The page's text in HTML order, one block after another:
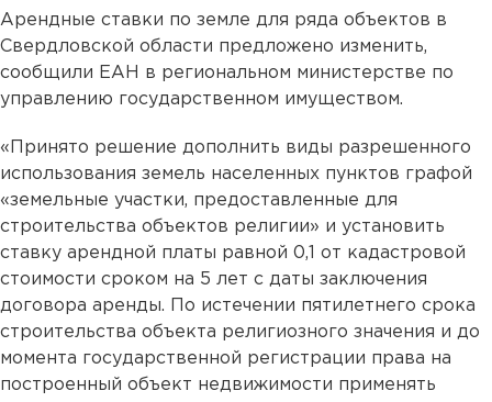
Арендные ставки по земле для ряда объектов в
Свердловской области предложено изменить,
сообщили ЕАН в региональном министерстве по
управлению государственном имуществом.
«Принято решение дополнить виды разрешенного
использования земель населенных пунктов графой
«земельные участки, предоставленные для
строительства объектов религии» и установить
ставку арендной платы равной 0,1 от кадастровой
стоимости сроком на 5 лет с даты заключения
договора аренды. По истечении пятилетнего срока
строительства объекта религиозного значения и до
момента государственной регистрации права на
построенный объект недвижимости применять